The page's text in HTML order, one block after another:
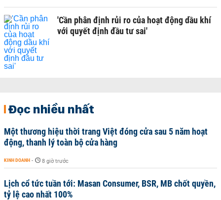
'Cần phân định rủi ro của hoạt động dầu khí
với quyết định đầu tư sai'
Đọc nhiều nhất
Một thương hiệu thời trang Việt đóng cửa sau 5 năm hoạt
động, thanh lý toàn bộ cửa hàng
KINH DOANH - 8 giờ trước
Lịch cổ tức tuần tới: Masan Consumer, BSR, MB chốt quyền,
tỷ lệ cao nhất 100%